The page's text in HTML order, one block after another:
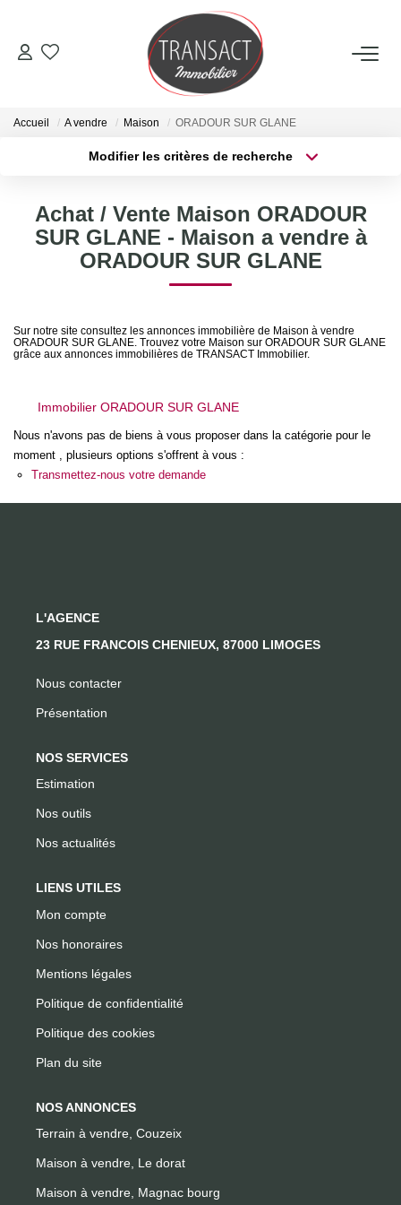
ACCUEIL
ESTIMER
Qui Sommes-Nous
CONTACT
Accueil A vendre Maison ORADOUR SUR GLANE
Modifier les critères de recherche
Sélectionnez...
Type de bien
Surface min
Achat / Vente Maison ORADOUR
SUR GLANE - Maison a vendre à
ORADOUR SUR GLANE
Sur notre site consultez les annonces immobilière de Maison à vendre
ORADOUR SUR GLANE. Trouvez votre Maison sur ORADOUR SUR GLANE
grâce aux annonces immobilières de TRANSACT Immobilier.
Immobilier ORADOUR SUR GLANE
Nous n'avons pas de biens à vous proposer dans la catégorie pour le
moment , plusieurs options s'offrent à vous :
Transmettez-nous votre demande
L'AGENCE
23 RUE FRANCOIS CHENIEUX, 87000 LIMOGES
Nous contacter
Présentation
NOS SERVICES
Estimation
Nos outils
Nos actualités
LIENS UTILES
Mon compte
Nos honoraires
Mentions légales
Politique de confidentialité
Politique des cookies
Plan du site
NOS ANNONCES
Terrain à vendre, Couzeix
Maison à vendre, Le dorat
Maison à vendre, Magnac bourg